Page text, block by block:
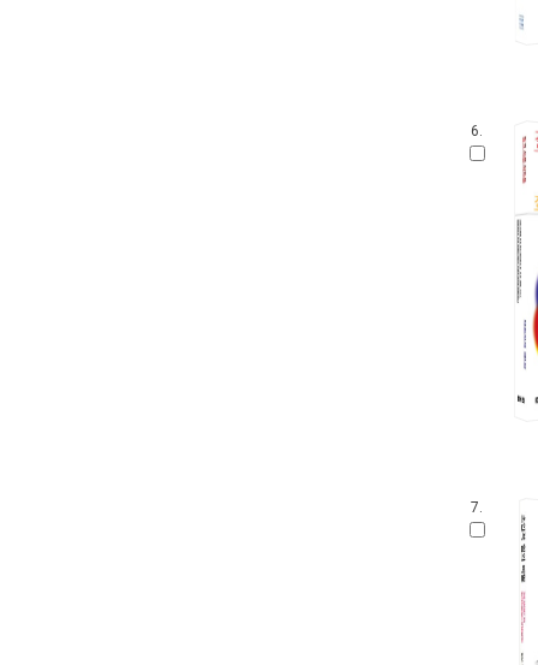
6.
7.